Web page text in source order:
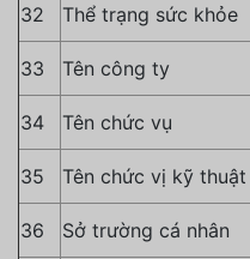
32 Thể trạng sức khỏe
33 Tên công ty
34 Tên chức vụ
35 Tên chức vị kỹ thuật
36 Sở trường cá nhân